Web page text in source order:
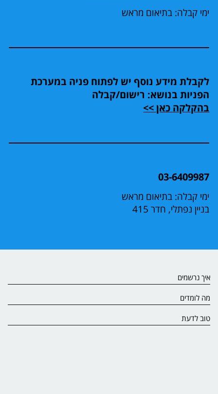
ימי קבלה: בתיאום מראש
לקבלת מידע נוסף יש לפתוח פניה במערכת
הפניות בנושא: רישום/קבלה
בהקלקה כאן >>
03-6409987
ימי קבלה: בתיאום מראש
בניין נפתלי, חדר 415
איך נרשמים
מה לומדים
טוב לדעת